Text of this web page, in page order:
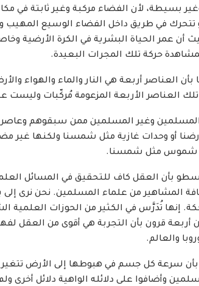
بسيطة، لأن الفضاء مركبة وغير ثابتة في
تتحرك في طريق داخل الفضاء الوسيع المهيب
أن عمر الحياة البشرية في الكرة الأرضية
حركة تلك المجرات البعيدة.
أربعة هي النار والماء والهواء والأرض
تلك العناصر الأربعة المزعومة مُركّبات وليست
وغير المسلمين ممن سبقوهم
أو وحدات غازية مثل شمسنا ولكنها غير
شموس مثل شمسنا.
بأن العقل كاف للتحقيق في المسائل
المشاهير من علماء المسلمين. نحن نرى إلى
إنها تُدَرَّس في الكثير من الحوزات العلمية
أربعة قرون بأن التجربة هي أقوى من العقل
والعالم.
كل جسم في هبوطها إلى الأرض تتغير
وأضافوا على دلائله الواهية دلائل أخرى